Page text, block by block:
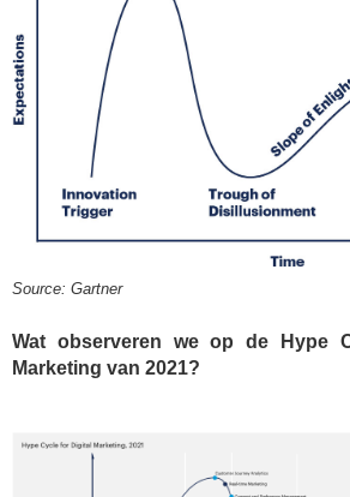
Source: Gartner
Wat observeren we op de Hype
Marketing van 2021?